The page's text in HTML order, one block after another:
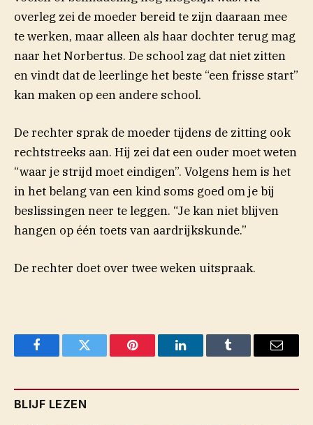
overleg zei de moeder bereid te zijn daaraan mee
te werken, maar alleen als haar dochter terug mag
naar het Norbertus. De school zag dat niet zitten
en vindt dat de leerlinge het beste “een frisse start”
kan maken op een andere school.
De rechter sprak de moeder tijdens de zitting ook
rechtstreeks aan. Hij zei dat een ouder moet weten
“waar je strijd moet eindigen”. Volgens hem is het
in het belang van een kind soms goed om je bij
beslissingen neer te leggen. “Je kan niet blijven
hangen op één toets van aardrijkskunde.”
De rechter doet over twee weken uitspraak.
FacebookTwitter Pinterest LinkedInTumblr Email
BLIJF LEZEN